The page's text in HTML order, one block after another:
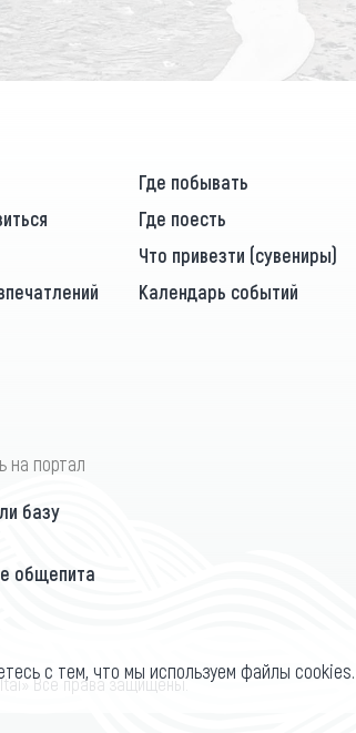
Где побывать
Где поесть
Что привезти (сувениры)
Календарь событий
на портал
базу
общепита
Все права защищены.
с тем, что мы используем файлы cookies.